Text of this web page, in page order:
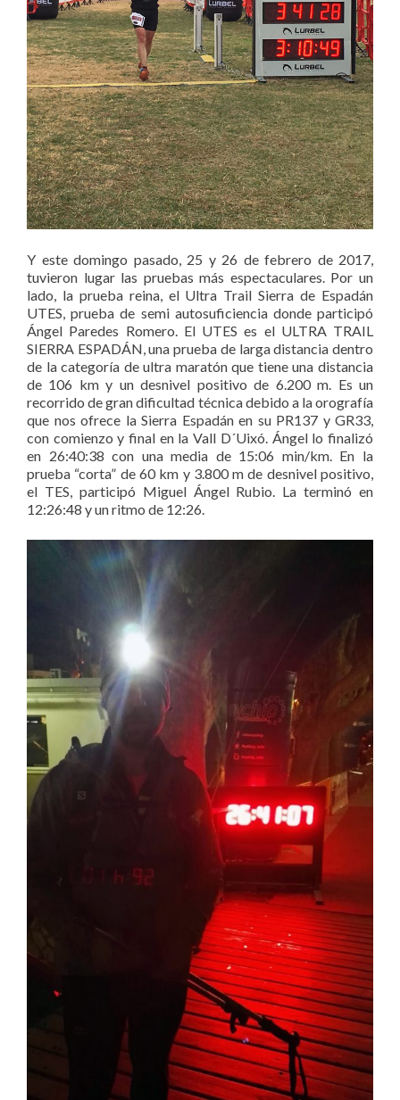
Y este domingo pasado, 25 y 26 de febrero de 2017,
tuvieron lugar las pruebas más espectaculares. Por un
lado, la prueba reina, el Ultra Trail Sierra de Espadán
UTES, prueba de semi autosuficiencia donde participó
Ángel Paredes Romero. El UTES es el ULTRA TRAIL
SIERRA ESPADÁN, una prueba de larga distancia dentro
de la categoría de ultra maratón que tiene una distancia
de 106 km y un desnivel positivo de 6.200 m. Es un
recorrido de gran dificultad técnica debido a la orografía
que nos ofrece la Sierra Espadán en su PR137 y GR33,
con comienzo y final en la Vall D´Uixó. Ángel lo finalizó
en 26:40:38 con una media de 15:06 min/km. En la
prueba “corta” de 60 km y 3.800 m de desnivel positivo,
el TES, participó Miguel Ángel Rubio. La terminó en
12:26:48 y un ritmo de 12:26.